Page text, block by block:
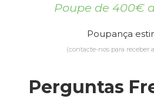
Poupe de 400€
Poupança
(contacte-nos para receber
Perguntas